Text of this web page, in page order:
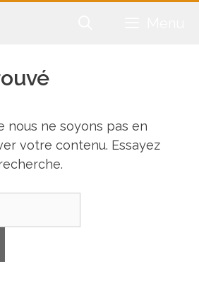
nous ne soyons pas en
votre contenu. Essayez